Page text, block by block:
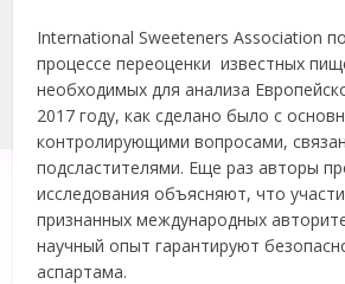
International Sweeteners Association
процессе переоценки известных
необходимых для анализа
2017 году, как сделано было с
контролирующими вопросами,
подсластителями. Еще раз авторы
исследования объясняют, что
признанных международных
научный опыт гарантируют
аспартама.